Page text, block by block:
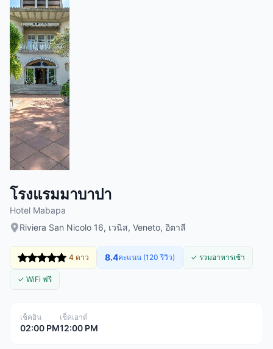
โรงแรมมาบาปา
Hotel Mabapa
Riviera San Nicolo 16, เวนิส, Veneto, อิตาลี
4 ดาว 8.4คะแนน (120 รีวิว) ✓ รวมอาหารเช้า
✓ WiFi ฟรี
เช็คอิน
02:00 PM
เช็คเอาต์
12:00 PM